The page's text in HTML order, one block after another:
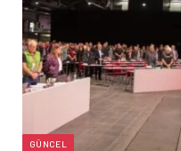
GÜNCEL